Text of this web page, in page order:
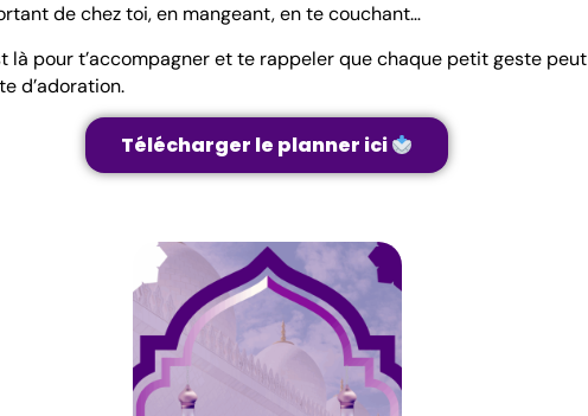
de chez toi, en mangeant, en te couchant…
là pour t’accompagner et te rappeler que chaque petit geste peut
d’adoration.
Télécharger le planner ici